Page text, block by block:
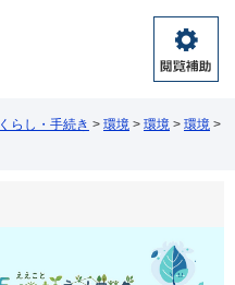
閲
覧
助
くらし・手続き > 環境 > 環境 > 環境 >